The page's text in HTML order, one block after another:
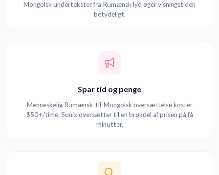
Mongolsk undertekster fra Rumænsk lyd øger visningstiden
betydeligt.
Spar tid og penge
Menneskelig Rumænsk-til-Mongolsk oversættelse koster
$50+/time. Sonix oversætter til en brøkdel af prisen på få
minutter.